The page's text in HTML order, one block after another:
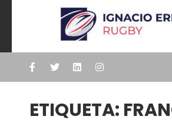
Ignacio Erhart
Rugby
ETIQUETA: